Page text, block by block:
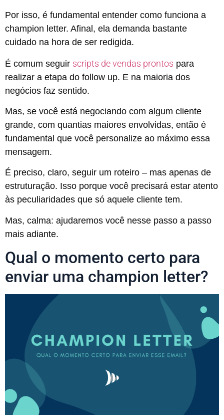
Por isso, é fundamental entender como funciona a
champion letter. Afinal, ela demanda bastante
cuidado na hora de ser redigida.
É comum seguir scripts de vendas prontos para
realizar a etapa do follow up. E na maioria dos
negócios faz sentido.
Mas, se você está negociando com algum cliente
grande, com quantias maiores envolvidas, então é
fundamental que você personalize ao máximo essa
mensagem.
É preciso, claro, seguir um roteiro – mas apenas de
estruturação. Isso porque você precisará estar atento
às peculiaridades que só aquele cliente tem.
Mas, calma: ajudaremos você nesse passo a passo
mais adiante.
Qual o momento certo para
enviar uma champion letter?